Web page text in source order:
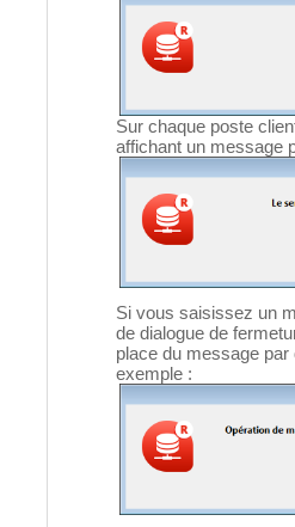
Sur chaque poste
affichant un message
Si vous saisissez un
de dialogue de
place du message
exemple :